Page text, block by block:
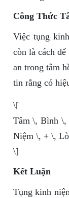
Công Thức
Việc tụng
còn là cách
an trong tâm
tin rằng có
\[
Tâm \, Bình
Niệm \, + \,
\]
Kết Luận
Tụng kinh